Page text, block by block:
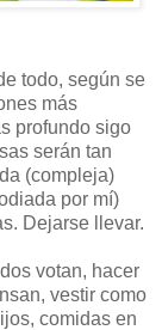
todo, según se
más
profundo sigo
serán tan
(compleja)
por mí)
Dejarse llevar.
votan, hacer
vestir como
comidas en